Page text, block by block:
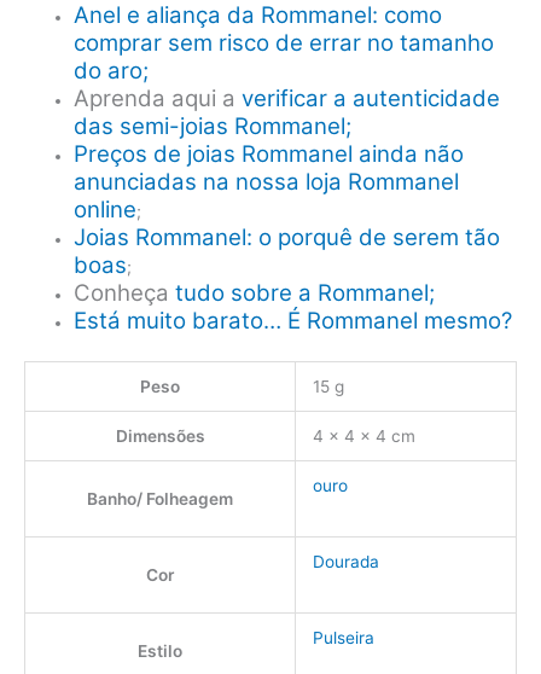
Anel e aliança da Rommanel: como
comprar sem risco de errar no tamanho
do aro;
Aprenda aqui averificar a autenticidade
das semi-joias Rommanel;
Preços de joias Rommanel ainda não
anunciadas na nossa loja Rommanel
online;
Joias Rommanel: o porquê de serem tão
boas;
Conheçatudo sobre a Rommanel;
Está muito barato… É Rommanel mesmo?
Peso 15 g
Dimensões 4 × 4 × 4 cm
Banho/ Folheagem
ouro
Cor
Dourada
Estilo
Pulseira